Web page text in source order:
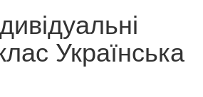
Українська